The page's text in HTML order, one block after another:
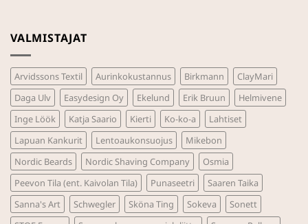
VALMISTAJAT
Arvidssons Textil Aurinkokustannus Birkmann
ClayMari
Daga Ulv
Easydesign Oy Ekelund Erik Bruun
Helmivene
Inge Löök
Katja Saario Kierti Ko-ko-a
Lahtiset
Lapuan Kankurit
Lentoaukonsuojus
Mikebon
Nordic Beards
Nordic Shaving Company
Osmia
Peevon Tila (ent. Kaivolan Tila)
Punaseetri
Saaren Taika
Sanna's Art
Schwegler Sköna Ting Sokeva
Sonett